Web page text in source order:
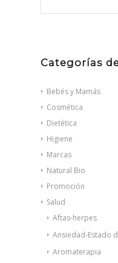
Categorías
Bebés y Mamás
Cosmética
Dietética
Higiene
Marcas
Natural Bio
Promoción
Salud
Aftas-herpes
Ansiedad-Estado
Aromaterapia